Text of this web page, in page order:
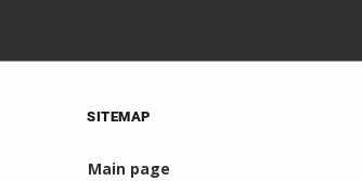
SITEMAP
Main page